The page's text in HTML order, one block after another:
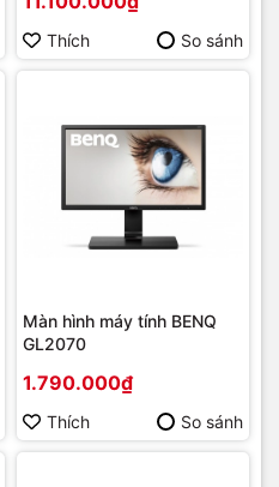
Thích So sánh
Màn hình máy tính BENQ
GL2070
1.790.000₫
Thích So sánh